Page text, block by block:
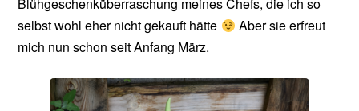
Blühgeschenküberraschung meines Chefs, die ich so
selbst wohl eher nicht gekauft hätte
Aber sie erfreut
mich nun schon seit Anfang März.